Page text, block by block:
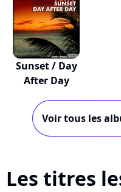
Sunset / Day
After Day
Voir tous les
Les titres